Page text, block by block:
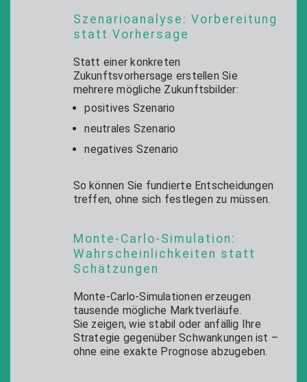
Szenarioanalyse: Vorbereitung
statt Vorhersage
Statt einer konkreten
Zukunftsvorhersage erstellen Sie
mehrere mögliche Zukunftsbilder:
positives Szenario
neutrales Szenario
negatives Szenario
So können Sie fundierte Entscheidungen
treffen, ohne sich festlegen zu müssen.
Monte-Carlo-Simulation:
Wahrscheinlichkeiten statt
Schätzungen
Monte-Carlo-Simulationen erzeugen
tausende mögliche Marktverläufe.
Sie zeigen, wie stabil oder anfällig Ihre
Strategie gegenüber Schwankungen ist –
ohne eine exakte Prognose abzugeben.